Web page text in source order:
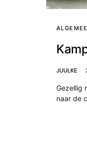
JUULKE
Gezellig
naar de